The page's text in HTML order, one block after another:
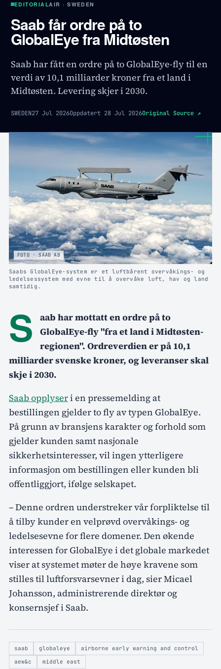
EDITORIALAIR · SWEDEN
Saab får ordre på to
GlobalEye fra Midtøsten
Saab har fått en ordre på to GlobalEye-fly til en
verdi av 10,1 milliarder kroner fra et land i
Midtøsten. Levering skjer i 2030.
SWEDEN27 Jul 2026Oppdatert 28 Jul 2026Original Source ↗
FOTO · SAAB AB
Saabs GlobalEye-system er et luftbårent overvåkings- og
ledelsessystem med evne til å overvåke luft, hav og land
samtidig.
S
aab har mottatt en ordre på to
GlobalEye-fly "fra et land i Midtøsten-
regionen". Ordreverdien er på 10,1
milliarder svenske kroner, og leveranser skal
skje i 2030.
Saab opplyseri en pressemelding at
bestillingen gjelder to fly av typen GlobalEye.
På grunn av bransjens karakter og forhold som
gjelder kunden samt nasjonale
sikkerhetsinteresser, vil ingen ytterligere
informasjon om bestillingen eller kunden bli
offentliggjort, ifølge selskapet.
– Denne ordren understreker vår forpliktelse til
å tilby kunder en velprøvd overvåkings- og
ledelsesevne for flere domener. Den økende
interessen for GlobalEye i det globale markedet
viser at systemet møter de høye kravene som
stilles til luftforsvarsevner i dag, sier Micael
Johansson, administrerende direktør og
konsernsjef i Saab.
saab globaleye
airborne early warning and control
aew&c
middle east